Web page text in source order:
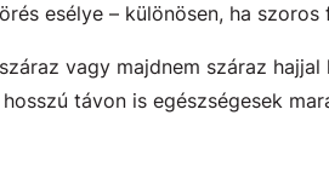
esélye – különösen, ha
vagy majdnem száraz
távon is egészségesek